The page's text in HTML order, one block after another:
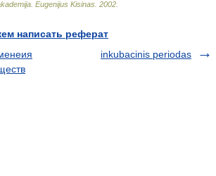
Eugenijus Kisinas 2002
написать реферат
inkubacinis periodas